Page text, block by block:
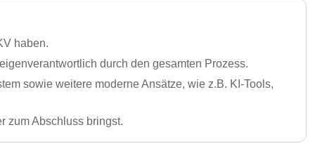
haben.
durch den gesamten Prozess.
sowie weitere moderne Ansätze, wie z.B. KI-Tools,
zum Abschluss bringst.